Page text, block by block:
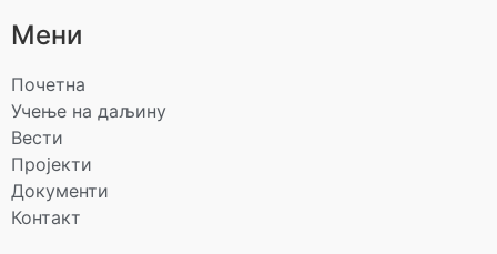
Мени
Почетна
Учење на даљину
Вести
Пројекти
Документи
Контакт